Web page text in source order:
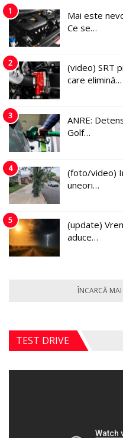
1
Mai este
Ce se…
2
(video) SRT
care elimină…
3
ANRE:
Golf…
4
(foto/video)
uneori…
5
(update)
aduce…
ÎNCARCĂ
TEST DRIVE